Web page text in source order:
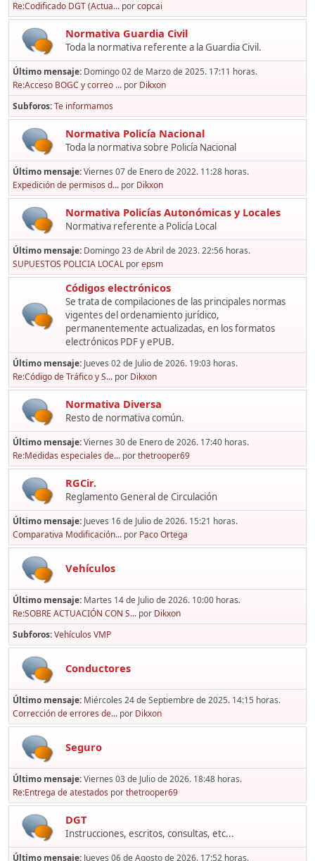
Re:Codificado DGT (Actua... porcopcai
Normativa Guardia Civil
Toda la normativa referente a la Guardia Civil.
Último mensaje: Domingo 02 de Marzo de 2025. 17:11 horas.
Re:Acceso BOGC y correo ... por Dikxon
Subforos Te informamos
Normativa Policía Nacional
Toda la normativa sobre Policía Nacional
Último mensaje:Viernes 07 de Enero de 2022. 11:28 horas.
Expedición de permisos d... por Dikxon
Normativa Policías Autonómicas y Locales
Normativa referente a Policía Local
Último mensaje: Domingo 23 de Abril de 2023. 22:56 horas.
SUPUESTOS POLICIA LOCAL porepsm
Códigos electrónicos
Se trata de compilaciones de las principales normas
vigentes del ordenamiento jurídico,
permanentemente actualizadas, en los formatos
electrónicos PDF y ePUB.
Último mensaje: Jueves 02 de Julio de 2026. 19:03 horas.
Re:Código de Tráfico y S... por Dikxon
Normativa Diversa
Resto de normativa común.
Último mensaje:Viernes 30 de Enero de 2026. 17:40 horas.
Re:Medidas especiales de... porthetrooper69
RGCir.
Reglamento General de Circulación
Último mensaje: Jueves 16 de Julio de 2026. 15:21 horas.
Comparativa Modificación... por Paco Ortega
Vehículos
Último mensaje: Martes 14 de Julio de 2026. 10:00 horas.
Re:SOBRE ACTUACIÓN CON S... por Dikxon
Subforos Vehículos VMP
Conductores
Último mensaje: Miércoles 24 de Septiembre de 2025. 14:15 horas.
Corrección de errores de... por Dikxon
Seguro
Último mensaje:Viernes 03 de Julio de 2026. 18:48 horas.
Re:Entrega de atestados porthetrooper69
DGT
Instrucciones, escritos, consultas, etc...
Último mensaje: Jueves 06 de Agosto de 2026. 17:52 horas.